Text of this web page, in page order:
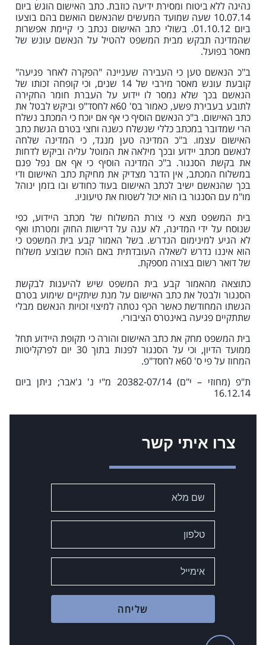
נהיגה ללא ביטוח ומסירת ידיעה כוזבת. כתב האישום הוגש ביום
10.07.14 שעה שמועד המעשים שהנאשם הואשם בהם בוצעו
ביום 01.10.12. בשולי כתב האישום נכתב כי קיימת אפשרות
שהמדינה תבקש מבית המשפט להטיל על הנאשם עונש של
מאסר בפועל.
ב"כ הנאשם טען כי העבירה שעניינה "הפקרה לאחר פגיעה"
קובעת עונש מאסר מירבי של 14 שנים, וכי קופחה זכותו של
הנאשם בכך שלא נמסר לו יידוע על העברת חומר החקירה
לתובע בעבירת פשע, כאמור בס' 60א לחסד"פ וביקש לבטל את
כתב האישום. ב"כ הנאשם הוסיף כי אף אם יוכח כי המכתב נשלח
הרי שמדובר במכתב כללי שנשלח כשנה וחצי בטרם הגשת כתב
האישום עצמו. ב"כ המדינה טען מנגד, כי המדינה שלחה
לנאשם מכתב יידוע ובכך מילאה את המוטל עליה וביקש לדחות
את בקשת הסנגור. ב"כ המדינה הוסיף כי אף אם נפל פגם
במשלוח המכתב, אין הדבר מצדיק את מחיקת כתב האישום ודי
בכך שהנאשם ישיב לכתב האישום בעוד כחודש ובו בזמן ינוהל
מו"מ עם הסנגור בו הוא יכול לשטוח את טיעוניו.
בית המשפט מצא כי צורת המשלוח של מכתב היידוע, כפי
שנוסח על ידי המדינה, לא ענה על דרישות החוק ומטרתו ואף
לא הגיע למינימום הנדרש. בשל האמור קבע בית המשפט כי
הוא איננו נדרש לשאלה העובדתית באם הוכח שבוצע משלוח
של דואר רשום בצורה מספקת.
כתוצאה מהאמור קבע בית המשפט שיש להיענות לבקשת
הסנגור ולבטל את כתב האישום על מנת שיתקיים שימוע בטרם
הגשתו המחודשת כאשר הכף נטתה למיצוי זכויות הנאשם מבלי
שתתקיים פגיעה באינטרס הציבורי.
בית המשפט מחק את כתב האישום והורה כי תקופת היידוע תחל
ממועד הדיון, וכי על הסנגור לפנות בתוך 30 יום לפרקליטות
המחוז על פי ס' 60א לחסד"פ.
ת"פ (מחוזי – י"ם) 20382-07/14 מ"י נ' ג'אבר; ניתן ביום
16.12.14
צרו איתי קשר
שליחה